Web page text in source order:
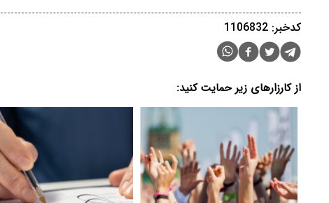
کدخبر: 1106832
از کارزارهای زیر حمایت کنید: